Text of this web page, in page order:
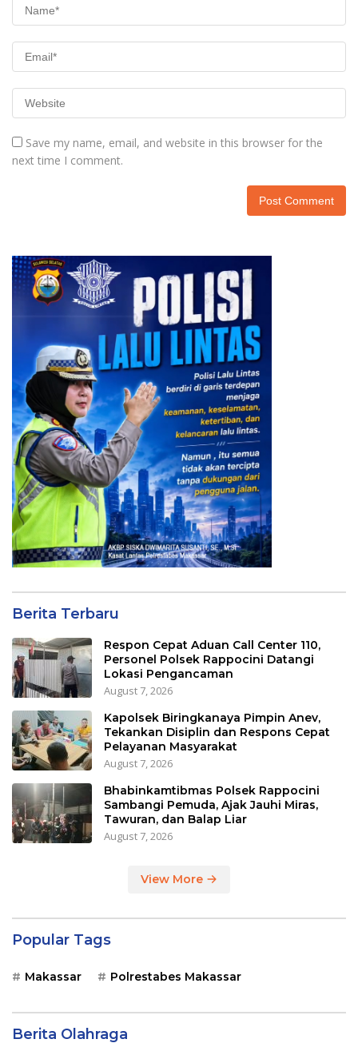
Save my name, email, and website in this browser for the
next time I comment.
Berita Terbaru
Respon Cepat Aduan Call Center 110,
Personel Polsek Rappocini Datangi
Lokasi Pengancaman
August 7, 2026
Kapolsek Biringkanaya Pimpin Anev,
Tekankan Disiplin dan Respons Cepat
Pelayanan Masyarakat
August 7, 2026
Bhabinkamtibmas Polsek Rappocini
Sambangi Pemuda, Ajak Jauhi Miras,
Tawuran, dan Balap Liar
August 7, 2026
View More
Popular Tags
Makassar Polrestabes Makassar
Berita Olahraga